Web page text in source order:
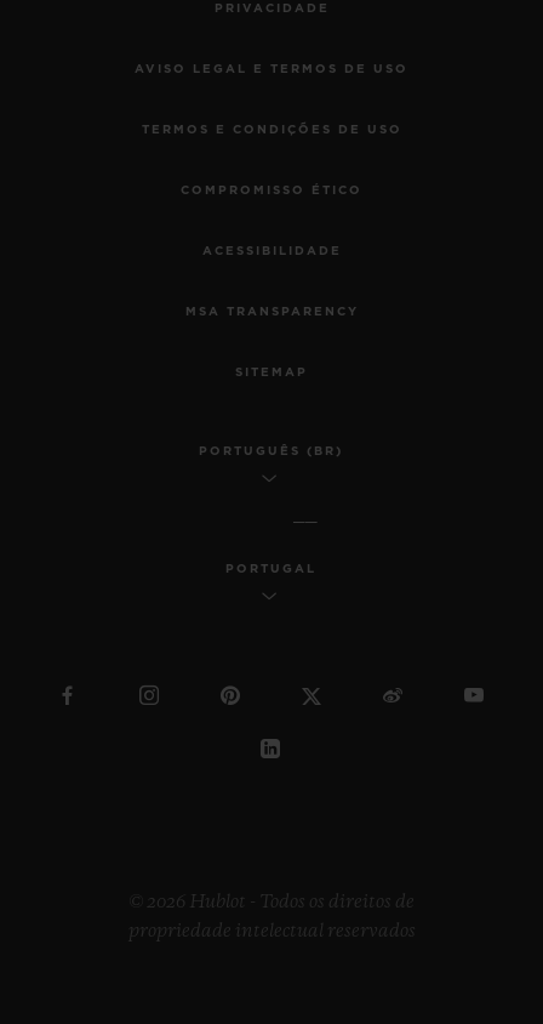
PRIVACIDADE
AVISO LEGAL E TERMOS DE USO
TERMOS E CONDIÇÕES DE USO
COMPROMISSO ÉTICO
ACESSIBILIDADE
MSA TRANSPARENCY
SITEMAP
PORTUGUÊS (BR)
PORTUGAL
© 2026 Hublot - Todos os direitos de
propriedade intelectual reservados